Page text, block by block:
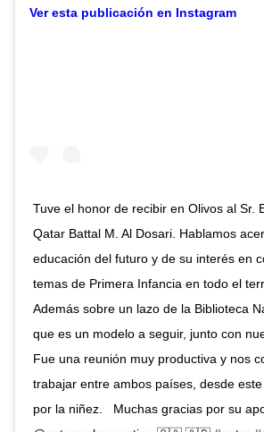
Ver esta publicación en Instagram
Tuve el honor de recibir en Olivos al Sr.
Qatar Battal M. Al Dosari. ⁣Hablamos
educación del futuro y de su interés en
temas de Primera Infancia en todo el
Además sobre un lazo de la Biblioteca
que es un modelo a seguir, junto con
Fue una reunión muy productiva y nos
trabajar entre ambos países, desde este
por la niñez. ⁣ ⁣ Muchas gracias por su